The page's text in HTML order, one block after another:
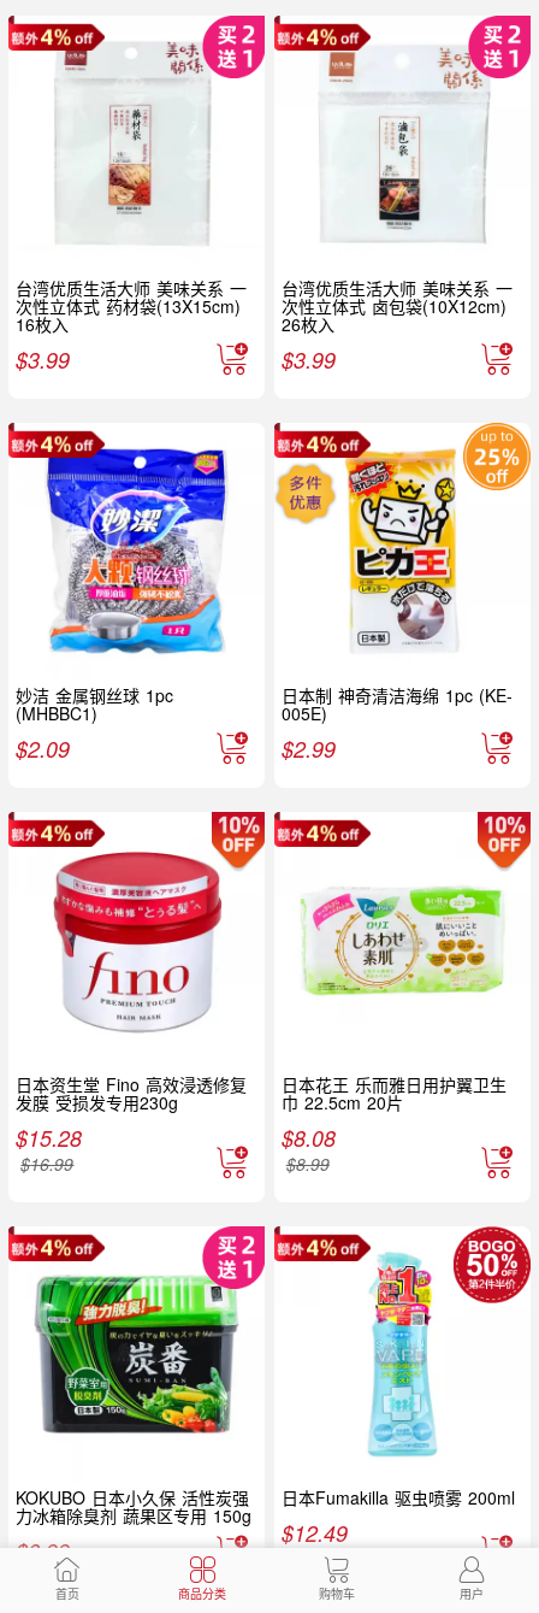
台湾优质生活大师 美味关系 一
次性立体式 药材袋(13X15cm)
16枚入
$3.99
台湾优质生活大师 美味关系 一
次性立体式 卤包袋(10X12cm)
26枚入
$3.99
妙洁 金属钢丝球 1pc
(MHBBC1)
$2.09
日本制 神奇清洁海绵 1pc (KE-
005E)
$2.99
日本资生堂 Fino 高效浸透修复
发膜 受损发专用230g
$15.28
$16.99
日本花王 乐而雅日用护翼卫生
巾 22.5cm 20片
$8.08
$8.99
KOKUBO 日本小久保 活性炭强
力冰箱除臭剂 蔬果区专用 150g
$6.99
日本Fumakilla 驱虫喷雾 200ml
$12.49
首页 商品分类 购物车 用户